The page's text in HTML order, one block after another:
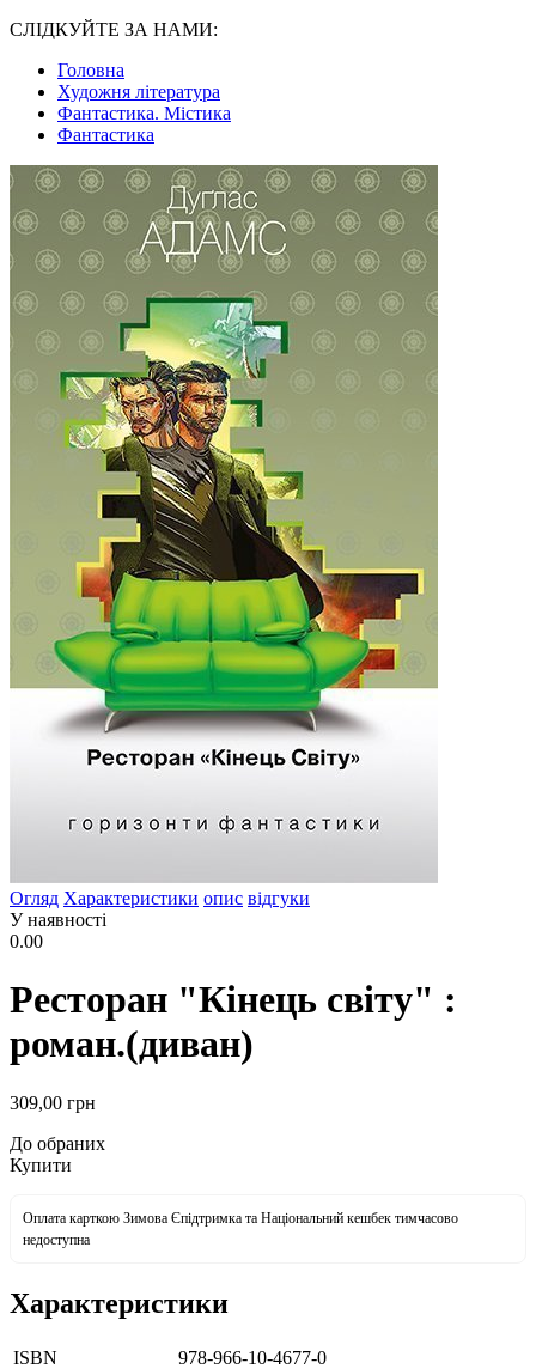
СЛІДКУЙТЕ ЗА НАМИ:
Головна
Художня література
Фантастика. Містика
Фантастика
Огляд Характеристики опис відгуки
У наявності
0.00
Ресторан "Кінець світу" :
роман.(диван)
309,00 грн
До обраних
Купити
Оплата карткою Зимова Єпідтримка та Національний кешбек тимчасово
недоступна
Характеристики
ISBN
978-966-10-4677-0